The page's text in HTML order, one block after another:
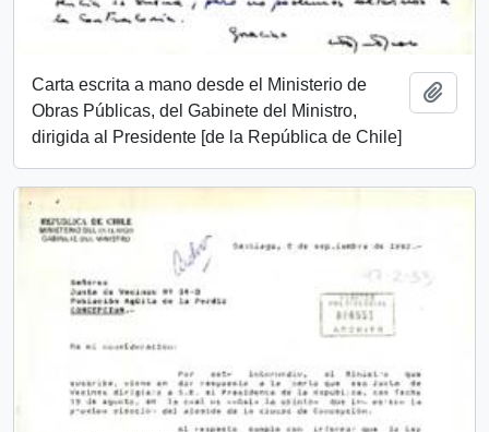
Carta escrita a mano desde el Ministerio de
Obras Públicas, del Gabinete del Ministro,
dirigida al Presidente [de la República de Chile]